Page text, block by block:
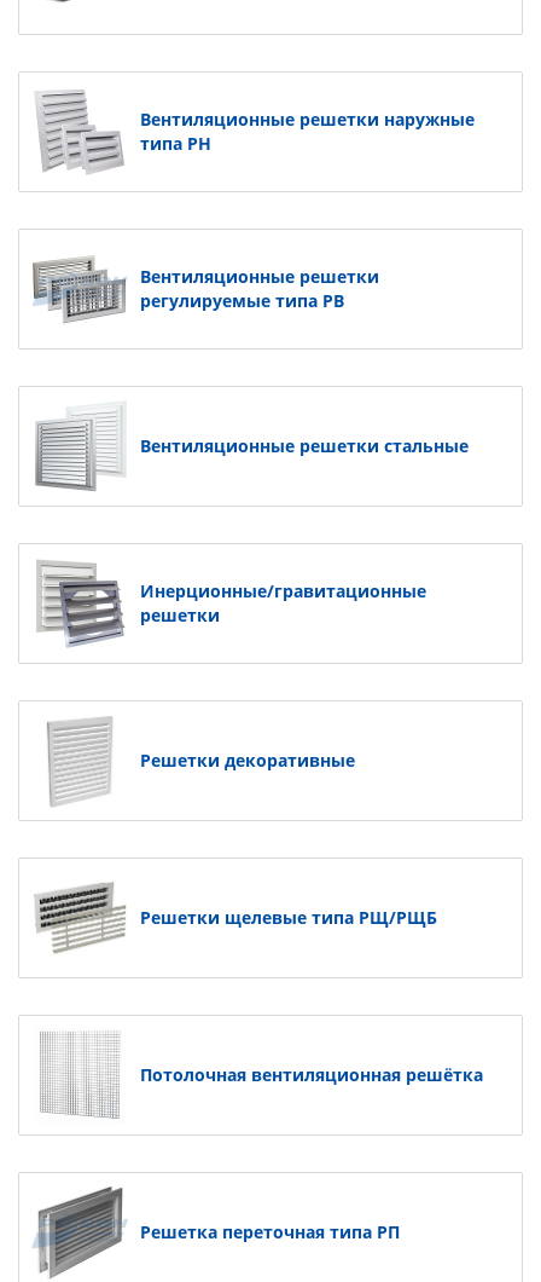
Вентиляционные решетки наружные
типа РН
Вентиляционные решетки
регулируемые типа РВ
Вентиляционные решетки стальные
Инерционные/гравитационные
решетки
Решетки декоративные
Решетки щелевые типа РЩ/РЩБ
Потолочная вентиляционная решётка
Решетка переточная типа РП